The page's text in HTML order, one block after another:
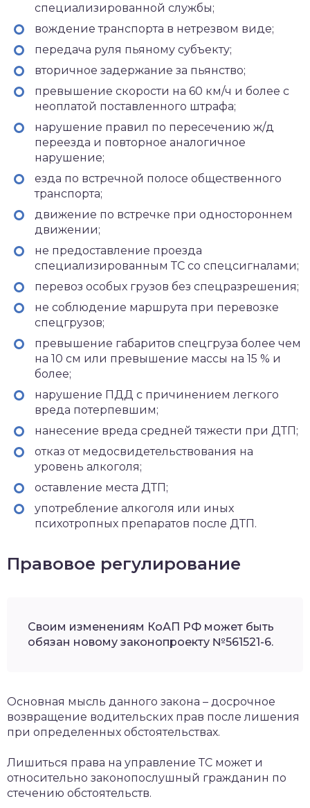
специализированной службы;
вождение транспорта в нетрезвом виде;
передача руля пьяному субъекту;
вторичное задержание за пьянство;
превышение скорости на 60 км/ч и более с
неоплатой поставленного штрафа;
нарушение правил по пересечению ж/д
переезда и повторное аналогичное
нарушение;
езда по встречной полосе общественного
транспорта;
движение по встречке при одностороннем
движении;
не предоставление проезда
специализированным ТС со спецсигналами;
перевоз особых грузов без спецразрешения;
не соблюдение маршрута при перевозке
спецгрузов;
превышение габаритов спецгруза более чем
на 10 см или превышение массы на 15 % и
более;
нарушение ПДД с причинением легкого
вреда потерпевшим;
нанесение вреда средней тяжести при ДТП;
отказ от медосвидетельствования на
уровень алкоголя;
оставление места ДТП;
употребление алкоголя или иных
психотропных препаратов после ДТП.
Правовое регулирование
Своим изменениям КоАП РФ может быть
обязан новому законопроекту №561521-6.
Основная мысль данного закона – досрочное
возвращение водительских прав после лишения
при определенных обстоятельствах.
Лишиться права на управление ТС может и
относительно законопослушный гражданин по
стечению обстоятельств.